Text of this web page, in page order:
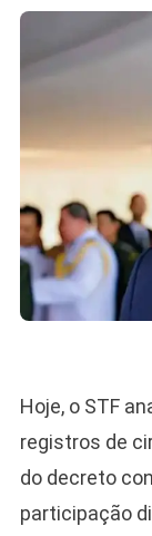
Hoje, o STF
registros de
do decreto
participação